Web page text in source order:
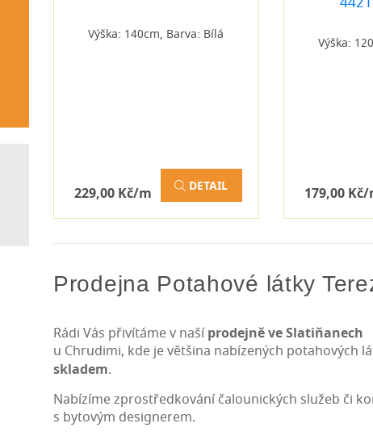
Výška: 140cm, Barva: Bílá
229,00 Kč/m DETAIL
Výška:
179,00 Kč/
Prodejna Potahové látky
Rádi Vás přivítáme v naší prodejně ve Slatiňanech
u Chrudimi, kde je většina nabízených potahových
skladem.
Nabízíme zprostředkování čalounických služeb či
s bytovým designerem.